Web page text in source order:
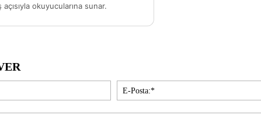
okuyucularına sunar.
İsim:*